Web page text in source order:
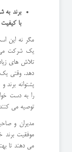
برند به
با کیفیت
مگر نه این
یک شرکت می
تلاش های
دهد. وقتی یک
پشتوانه
را به دست
توصیه می
مدیران و
موفقیت برند
می دهند تا